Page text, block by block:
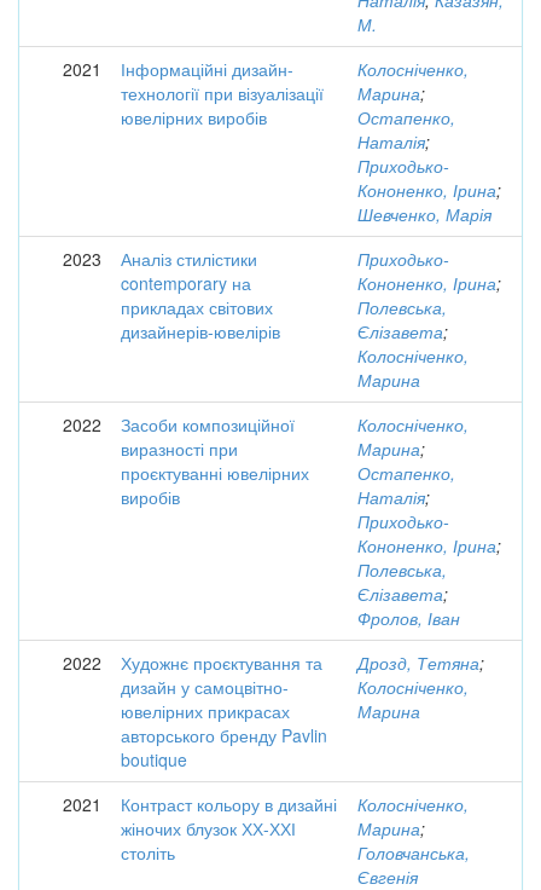
М.
2021
Інформаційні дизайн-
технології при візуалізації
ювелірних виробів
Колосніченко,
Марина;
Остапенко,
Наталія;
Приходько-
Кононенко, Ірина;
Шевченко, Марія
2023
Аналіз стилістики
contemporary на
прикладах світових
дизайнерів-ювелірів
Приходько-
Кононенко, Ірина;
Полевська,
Єлізавета;
Колосніченко,
Марина
2022
Засоби композиційної
виразності при
проєктуванні ювелірних
виробів
Колосніченко,
Марина;
Остапенко,
Наталія;
Приходько-
Кононенко, Ірина;
Полевська,
Єлізавета;
Фролов, Іван
2022
Художнє проєктування та
дизайн у самоцвітно-
ювелірних прикрасах
авторського бренду Pavlin
boutique
Дрозд, Тетяна;
Колосніченко,
Марина
2021
Контраст кольору в дизайні
жіночих блузок ХХ-ХХІ
століть
Колосніченко,
Марина;
Головчанська,
Євгенія